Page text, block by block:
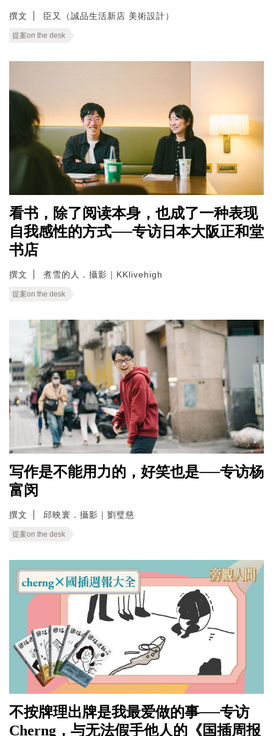
撰文 臣又（誠品生活新店 美術設計）
提案on the desk
看书，除了阅读本身，也成了一种表现
自我感性的方式──专访日本大阪正和堂
书店
撰文 煮雪的人．攝影｜KKlivehigh
提案on the desk
写作是不能用力的，好笑也是──专访杨
富闵
撰文 邱映寰．攝影｜劉璧慈
提案on the desk
不按牌理出牌是我最爱做的事──专访
Cherng，与无法假手他人的《国插周报